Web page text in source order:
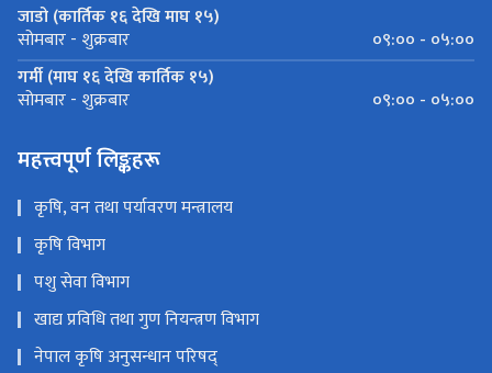
जाडो (कार्तिक १६ देखि माघ १५)
सोमबार - शुक्रबार
०९:०० - ०५:००
गर्मी (माघ १६ देखि कार्तिक १५)
सोमबार - शुक्रबार ०९:०० - ०५:००
महत्त्वपूर्ण लिङ्कहरू
कृषि, वन तथा पर्यावरण मन्त्रालय
कृषि विभाग
पशु सेवा विभाग
खाद्य प्रविधि तथा गुण नियन्त्रण विभाग
नेपाल कृषि अनुसन्धान परिषद्